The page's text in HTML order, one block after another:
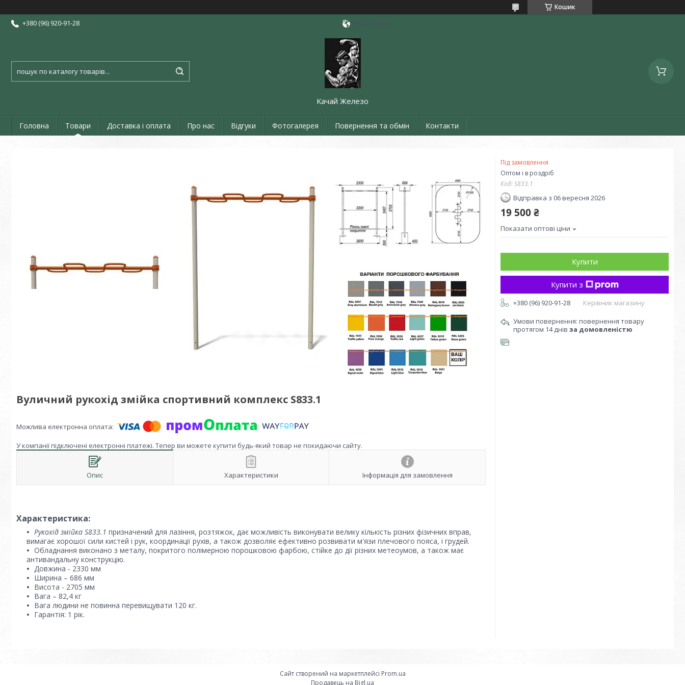
Кошик
+380 (96) 920-91-28
Качай Железо
Головна Товари Доставка і оплата Про нас Відгуки Фотогалерея Повернення та обмін Контакти
Вуличний рукохід змійка спортивний комплекс S833.1
У компанії підключені електронні платежі. Тепер ви можете купити будь-який товар не покидаючи сайту.
Опис Характеристики Інформація для замовлення
Характеристика:
Рукохід змійка S833.1 призначений для лазіння, розтяжок, дає можливість виконувати велику кількість різних фізичних вправ,
вимагає хорошої сили кистей і рук, координації рухів, а також дозволяє ефективно розвивати м'язи плечового пояса, і грудей.
Обладнання виконано з металу, покритого полімерною порошковою фарбою, стійке до дії різних метеоумов, а також має
антивандальну конструкцію.
Довжина - 2330 мм
Ширина – 686 мм
Висота - 2705 мм
Вага – 82,4 кг
Вага людини не повинна перевищувати 120 кг.
Гарантія: 1 рік.
Під замовлення
Оптом і в роздріб
Код:S833.1
Відправка з 06 вересня 2026
19 500 ₴
Показати оптові ціни
Купити
Купити з
+380 (96) 920-91-28
Керівник магазину
повернення товару
протягом 14 днів за домовленістю
Сайт створений на маркетплейсі Prom.ua
Продавець на Bigl.ua